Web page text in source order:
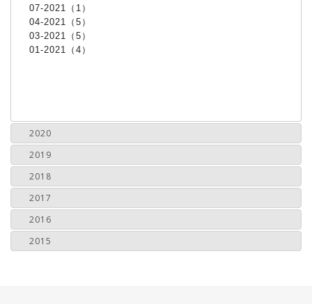
07-2021（1）
04-2021（5）
03-2021（5）
01-2021（4）
2020
2019
2018
2017
2016
2015